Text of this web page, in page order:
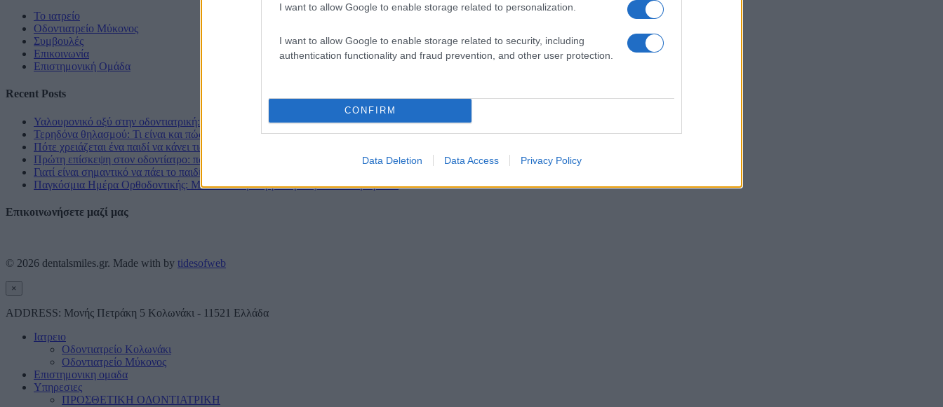
I want to allow Google to enable storage related to personalization.
I want to allow Google to enable storage related to security, including
authentication functionality and fraud prevention, and other user protection.
CONFIRM
Data Deletion Data Access Privacy Policy
Το ιατρείο
Οδοντιατρείο Μύκονος
Συμβουλές
Επικοινωνία
Επιστημονική Ομάδα
Recent Posts
Υαλουρονικό οξύ στην οδοντιατρική: εφαρμογές και οφέλη
Τερηδόνα θηλασμού: Τι είναι και πώς μπορείτε να προστατεύσετε το παιδί σας
Πότε χρειάζεται ένα παιδί να κάνει τις οδοντιατρικές του εργασίες με μέθη ή γενικήαναισθησία σε νοσοκομείο;
Πρώτη επίσκεψη στον οδοντίατρο: πώς να προετοιμάσουν οι γονείς τα παιδιά
Γιατί είναι σημαντικό να πάει το παιδί από νωρίς στον οδοντίατρο;
Παγκόσμια Ημέρα Ορθοδοντικής: Μια Υπενθύμιση για την Αξία του Χαμόγελου
Επικοινωνήσετε μαζί μας
© 2026 dentalsmiles.gr. Made with by tidesofweb
×
ADDRESS: Μονής Πετράκη 5 Κολωνάκι - 11521 Ελλάδα
Ιατρειο
Οδοντιατρείο Κολωνάκι
Οδοντιατρείο Μύκονος
Επιστημονικη ομαδα
Υπηρεσιες
ΠΡΟΣΘΕΤΙΚΗ ΟΔΟΝΤΙΑΤΡΙΚΗ